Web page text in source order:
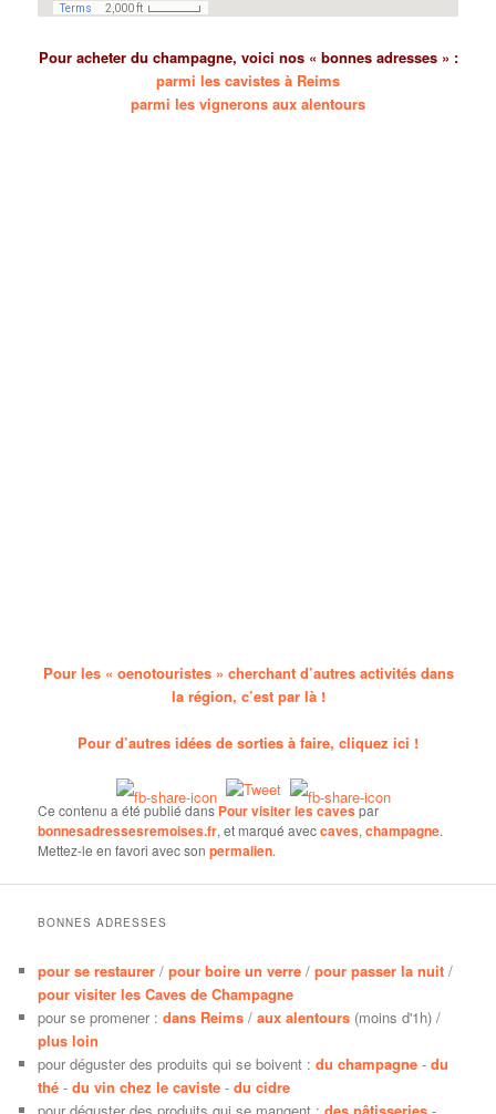
Pour acheter du champagne, voici nos « bonnes adresses » :
parmi les cavistes à Reims
parmi les vignerons aux alentours
Pour les « oenotouristes » cherchant d’autres activités dans
la région, c’est par là !
Pour d’autres idées de sorties à faire, cliquez ici !
Ce contenu a été publié dans Pour visiter les cavespar
bonnesadressesremoises.fr, et marqué aveccaves,champagne.
Mettez-le en favori avec sonpermalien.
BONNES ADRESSES
pour se restaurer /pour boire un verre /pour passer la nuit /
pour visiter les Caves de Champagne
pour se promener :dans Reims /aux alentours (moins d'1h) /
plus loin
pour déguster des produits qui se boivent :du champagne -du
thé -du vin chez le caviste -du cidre